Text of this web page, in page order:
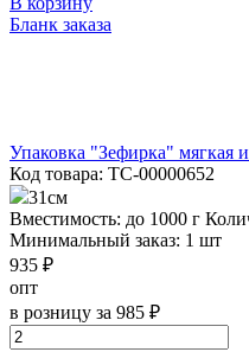
Бланк заказа
Упаковка "Зефирка" мягкая
Код товара: ТС-00000652
31см
Вместимость: до 1000 г
Минимальный заказ: 1 шт
935 ₽
опт
в розницу за 985 ₽